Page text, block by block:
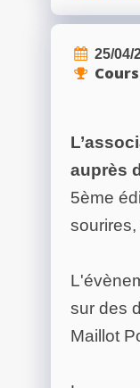
25/04/
auprès
5ème
sur des
Maillot